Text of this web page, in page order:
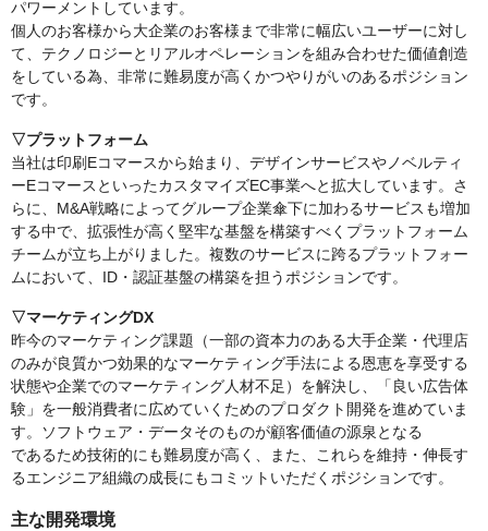
パワーメントしています。
個人のお客様から大企業のお客様まで非常に幅広いユーザーに対し
て、テクノロジーとリアルオペレーションを組み合わせた価値創造
をしている為、非常に難易度が高くかつやりがいのあるポジション
です。
▽プラットフォーム
当社は印刷Eコマースから始まり、デザインサービスやノベルティ
ーEコマースといったカスタマイズEC事業へと拡大しています。さ
らに、M&A戦略によってグループ企業傘下に加わるサービスも増加
する中で、拡張性が高く堅牢な基盤を構築すべくプラットフォーム
チームが立ち上がりました。複数のサービスに跨るプラットフォー
ムにおいて、ID・認証基盤の構築を担うポジションです。
▽マーケティングDX
昨今のマーケティング課題（一部の資本力のある大手企業・代理店
のみが良質かつ効果的なマーケティング手法による恩恵を享受する
状態や企業でのマーケティング人材不足）を解決し、「良い広告体
験」を一般消費者に広めていくためのプロダクト開発を進めていま
す。ソフトウェア・データそのものが顧客価値の源泉となる
であるため技術的にも難易度が高く、また、これらを維持・伸長す
るエンジニア組織の成長にもコミットいただくポジションです。
主な開発環境